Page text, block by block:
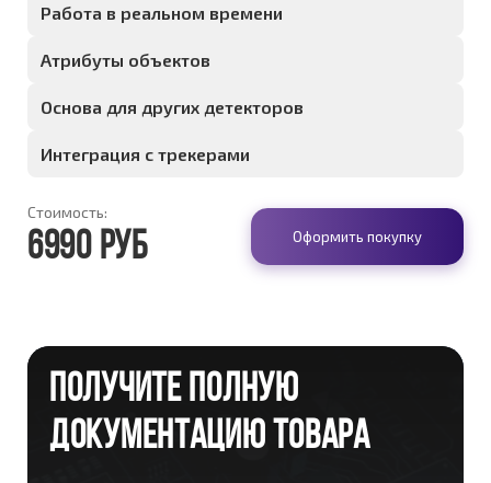
Работа в реальном времени
Атрибуты объектов
Основа для других детекторов
Интеграция с трекерами
Стоимость:
6990 руб Оформить покупку
ПОЛУЧИТЕ ПОЛНУЮ
ДОКУМЕНТАЦИЮ ТОВАРА